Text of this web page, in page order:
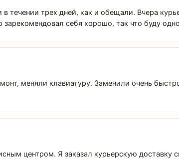
течении трех дней, как и обещали. Вчера
себя хорошо, так что буду
меняли клавиатуру. Заменили очень
центром. Я заказал курьерскую доставку